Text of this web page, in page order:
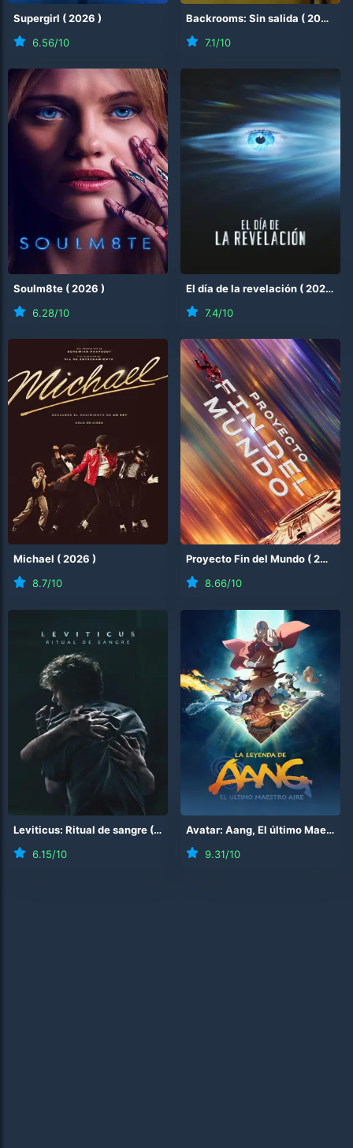
Supergirl (2026 )
6.56/10
Backrooms: Sin salida (2026
7.1/10
Soulm8te (2026 )
6.28/10
El día de la revelación (2026 )
7.4/10
Michael (2026 )
8.7/10
Proyecto Fin del Mundo (2026
8.66/10
Leviticus: Ritual de sangre ( 2026
)
6.15/10
Avatar: Aang, El último Maestro Aire
9.31/10